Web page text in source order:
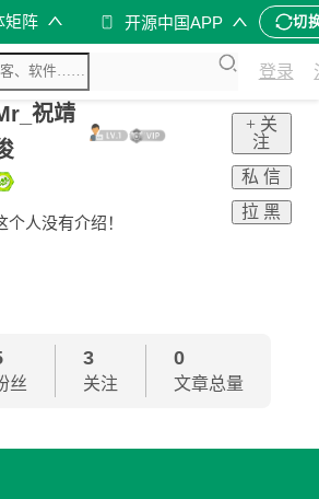
矩阵 开源中国APP 切
登录
祝靖
个人没有介绍！
+ 关
注
私 信
拉 黑
丝
3
关注
0
文章总量